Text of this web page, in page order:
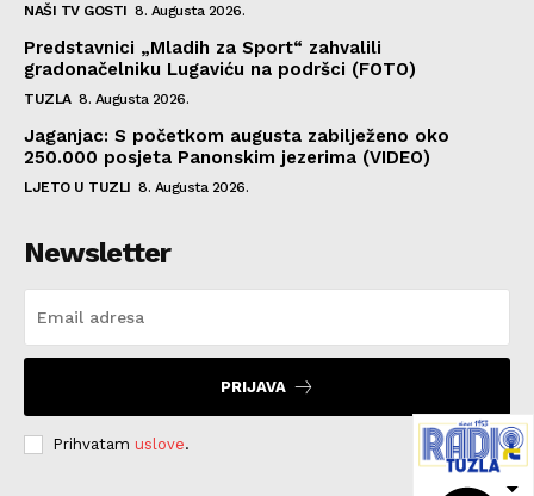
NAŠI TV GOSTI 8. Augusta 2026.
Predstavnici „Mladih za Sport“ zahvalili
gradonačelniku Lugaviću na podršci (FOTO)
TUZLA 8. Augusta 2026.
Jaganjac: S početkom augusta zabilježeno oko
250.000 posjeta Panonskim jezerima (VIDEO)
LJETO U TUZLI 8. Augusta 2026.
Newsletter
PRIJAVA
Prihvatam uslove.